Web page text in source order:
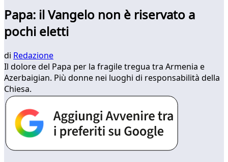
Papa: il Vangelo non è riservato a
pochi eletti
di Redazione
Il dolore del Papa per la fragile tregua tra Armenia e
Azerbaigian. Più donne nei luoghi di responsabilità della
Chiesa.